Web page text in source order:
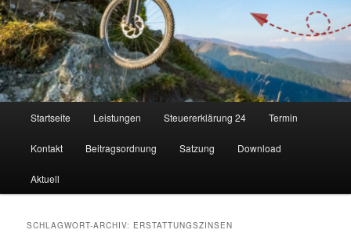
Startseite Leistungen Steuererklärung 24 Termin
Kontakt Beitragsordnung Satzung Download
Aktuell
SCHLAGWORT-ARCHIV: ERSTATTUNGSZINSEN